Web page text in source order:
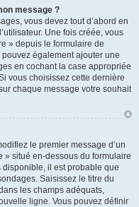
message ?
vous devez tout d’abord en
Une fois créée, vous
» depuis le formulaire de
également ajouter une
en cochant la case appropriée
vous choisissez cette dernière
chaque message votre souhait
le premier message d’un
» situé en-dessous du formulaire
disponible, il est probable que
Saisissez le titre du
les champs adéquats,
ligne. Vous pouvez définir